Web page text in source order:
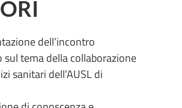
dell’incontro
tema della collaborazione
sanitari dell’AUSL di